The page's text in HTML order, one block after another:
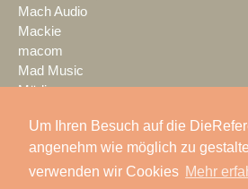
Um Ihren Besuch auf die
angenehm wie möglich zu
verwenden wir Cookies Mehr
Mach Audio
Mackie
macom
Mad Music
Mäding
Magic Event- und
Medientechnik
Magic Sky